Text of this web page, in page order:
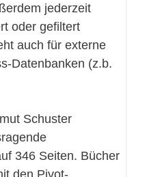
jederzeit
oder gefiltert
auch für externe
Datenbanken (z.b.
Schuster
346 Seiten. Bücher
den Pivot-